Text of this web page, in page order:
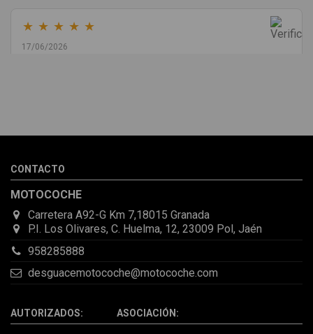
★ ★ ★ ★ ★
17/06/2026
la pieza llegó correcta y bien embalada, además de llegarme 2
CONTACTO
MOTOCOCHE
Carretera A92-G Km 7,18015 Granada
P.I. Los Olivares, C. Huelma, 12, 23009 Pol, Jaén
958285888
desguacemotocoche@motocoche.com
AUTORIZADOS: ASOCIACIÓN: